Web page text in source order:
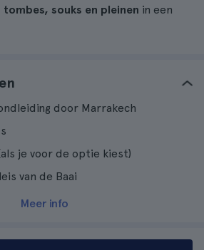
tombes, souks en pleinen in een
door Marrakech
je voor de optie kiest)
van de Baai
Meer info